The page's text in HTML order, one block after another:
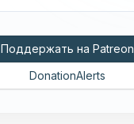
Поддержать на Patreon
DonationAlerts